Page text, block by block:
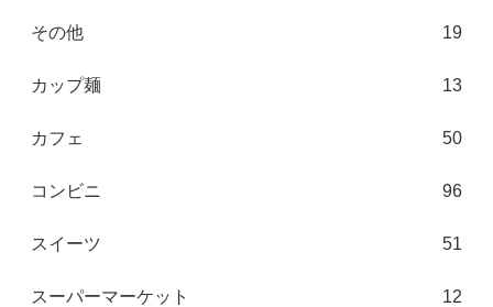
その他 19
カップ麺 13
カフェ 50
コンビニ 96
スイーツ 51
スーパーマーケット 12